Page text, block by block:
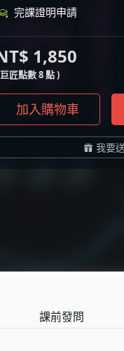
完課證明申請
1,850
匠點數 8 點 )
加入購物車
我要
課前發問